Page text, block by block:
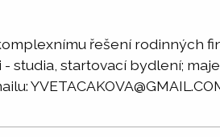
řešení rodinných
studia, startovací bydlení;